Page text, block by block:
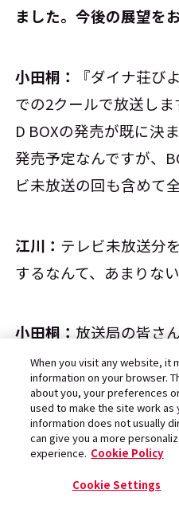
ました。今後の展望を
小田桐：
『ダイナ荘び
での2クールで放送し
D BOXの発売が既に決
発売予定なんですが、
ビ未放送の回も含めて
江川： テレビ未放送分
するなんて、あまりな
小田桐：放送局の皆さ
って実現できました。
連続性がある作品では
ありますが、パッケー
法論として、発売後の
When you visit any website, it
information on your browser.
about you, your preferences
used to make the site work as
information does not usually
can give you a more
experience. Cookie Policy
Cookie Settings